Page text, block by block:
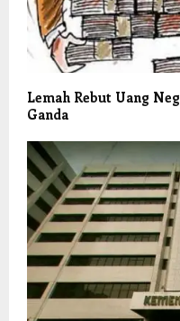
Lemah Rebut Uang
Ganda